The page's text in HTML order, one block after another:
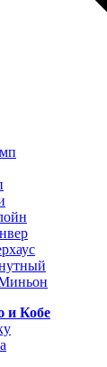
и Кобе